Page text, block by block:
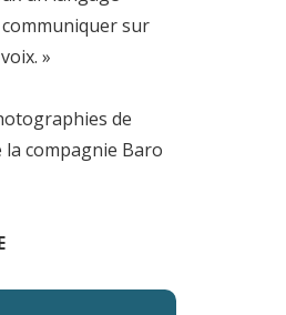
sur
»
de
la compagnie Baro